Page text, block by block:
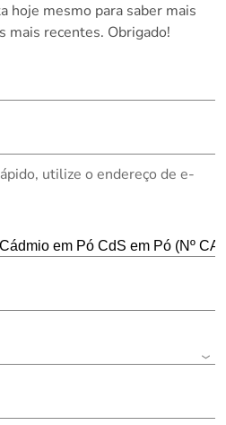
hoje mesmo para saber mais
mais recentes. Obrigado!
utilize o endereço de e-